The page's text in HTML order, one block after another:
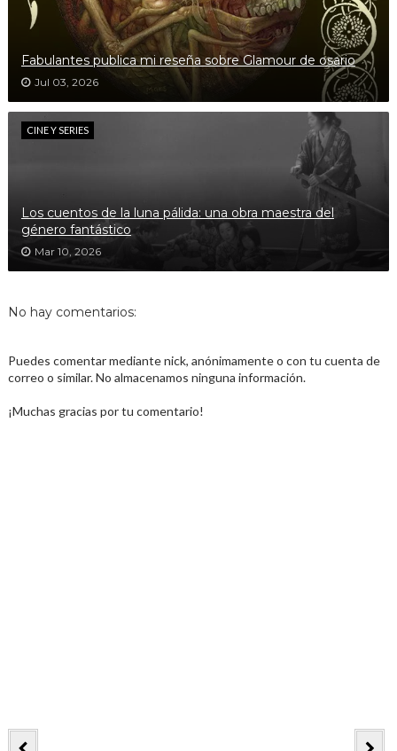
Fabulantes publica mi reseña sobre Glamour de osario
Jul 03, 2026
CINE Y SERIES
Los cuentos de la luna pálida: una obra maestra del
género fantástico
Mar 10, 2026
No hay comentarios:
Puedes comentar mediante nick, anónimamente o con tu cuenta de
correo o similar. No almacenamos ninguna información.
¡Muchas gracias por tu comentario!